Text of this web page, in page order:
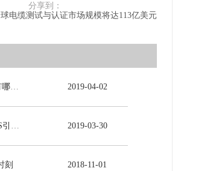
分享到：
电缆测试与认证市场规模将达113亿美元
电力电缆施工的注意事项有哪些？ 2019-04-02
5G时代来临，UL联手IWCS引领线缆行业发展新未来 2019-03-30
刻 2018-11-01